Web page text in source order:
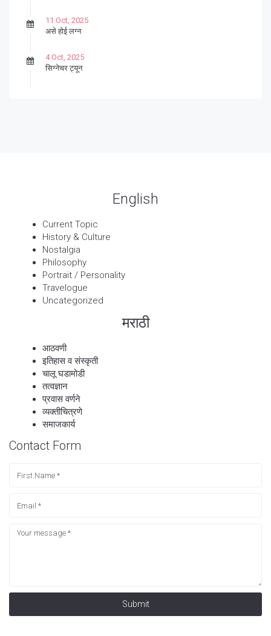
11 Oct, 2025
असे होई लग्न
4 Oct, 2025
सिग्नेचर ट्यून
English
Current Topic
History & Culture
Nostalgia
Philosophy
Portrait / Personality
Travelogue
Uncategorized
मराठी
आठवणी
इतिहास व संस्कृती
चालू घडामोडी
तत्वज्ञान
प्रवास वर्णने
व्यक्तीचित्रणे
समाजकार्य
Contact Form
Submit